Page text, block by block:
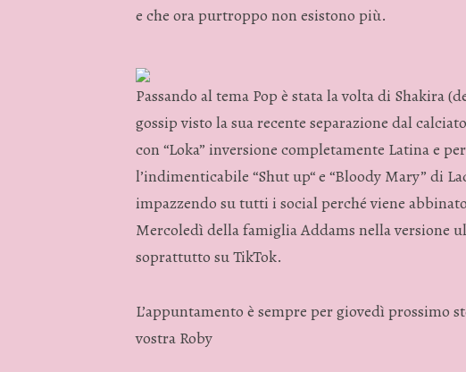
e che ora purtroppo non esistono più.
Passando al tema Pop è stata la volta di Shakira
gossip visto la sua recente separazione dal
con “Loka” inversione completamente Latina e
l’indimenticabile “Shut up“ e “Bloody Mary” di
impazzendo su tutti i social perché viene
Mercoledì della famiglia Addams nella versione
soprattutto su TikTok.
L’appuntamento è sempre per giovedì prossimo
vostra Roby